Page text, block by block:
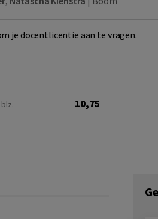
je docentlicentie aan te vragen.
blz.
10,75